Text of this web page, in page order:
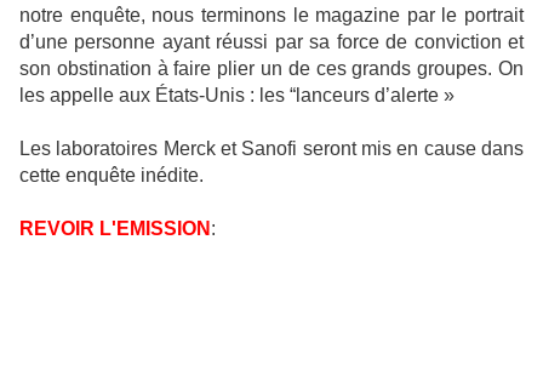
notre enquête, nous terminons le magazine par le portrait
d’une personne ayant réussi par sa force de conviction et
son obstination à faire plier un de ces grands groupes. On
les appelle aux États-Unis : les “lanceurs d’alerte »
Les laboratoires Merck et Sanofi seront mis en cause dans
cette enquête inédite.
REVOIR L'EMISSION :